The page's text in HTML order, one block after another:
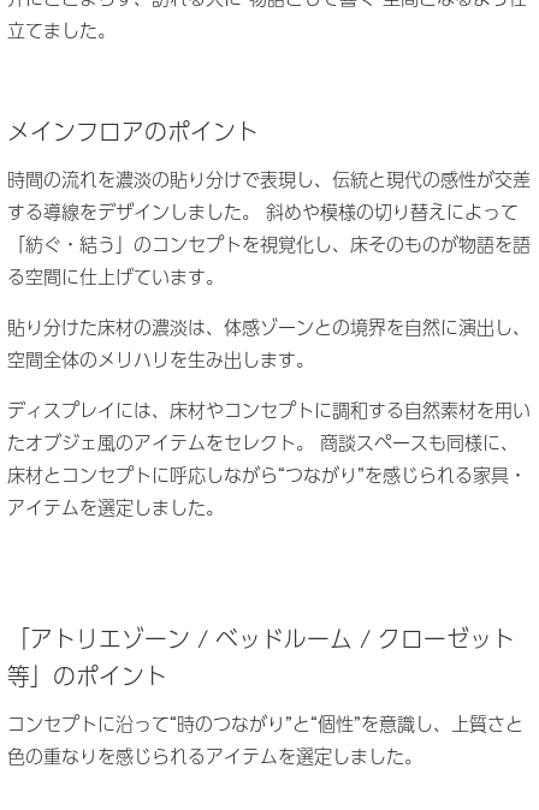
立てました。
メインフロアのポイント
時間の流れを濃淡の貼り分けで表現し、伝統と現代の感性が交差
する導線をデザインしました。 斜めや模様の切り替えによって
「紡ぐ・結う」のコンセプトを視覚化し、床そのものが物語を語
る空間に仕上げています。
貼り分けた床材の濃淡は、体感ゾーンとの境界を自然に演出し、
空間全体のメリハリを生み出します。
ディスプレイには、床材やコンセプトに調和する自然素材を用い
たオブジェ風のアイテムをセレクト。
商談スペースも同様に、
床材とコンセプトに呼応しながら“つながり”を感じられる家具・
アイテムを選定しました。
「アトリエゾーン / ベッドルーム / クローゼット
等」のポイント
コンセプトに沿って“時のつながり”と“個性”を意識し、上質さと
色の重なりを感じられるアイテムを選定しました。